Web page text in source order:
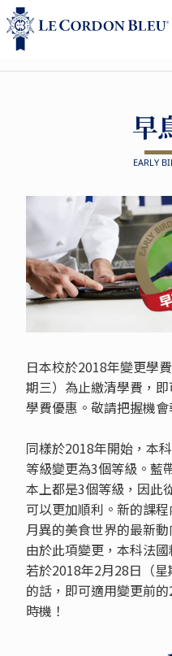
早
EARLY
日本校於2018年變更學
期三）為止繳清學費，
學費優惠。敬請把握機會
同樣於2018年開始，本
等級變更為3個等級。藍
本上都是3個等級，因此
可以更加順利。新的課
月異的美食世界的最新動
由於此項變更，本科法
若於2018年2月28日（
的話，即可適用變更前
時機！